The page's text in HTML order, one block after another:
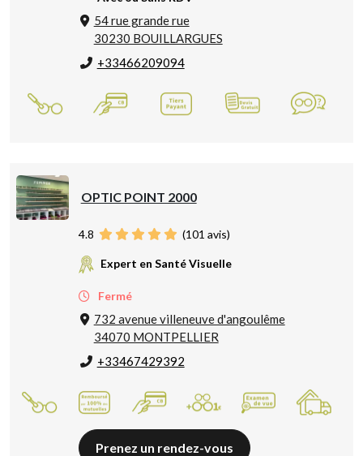
54 rue grande rue
30230 BOUILLARGUES
+33466209094
OPTIC POINT 2000
4.8 (101 avis)
Expert en Santé Visuelle
Fermé
732 avenue villeneuve d'angoulême
34070 MONTPELLIER
+33467429392
Prenez un rendez-vous